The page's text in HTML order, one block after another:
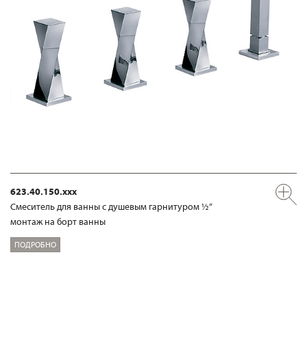
623.40.150.xxx
Смеситель для ванны с душевым гарнитуром ½“
монтаж на борт ванны
ПОДРОБНО